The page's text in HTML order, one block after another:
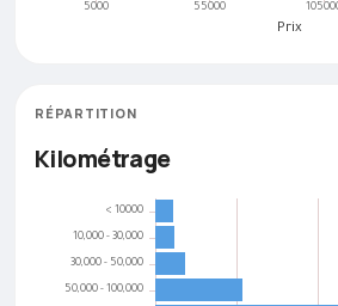
RÉPARTITION
Kilométrage